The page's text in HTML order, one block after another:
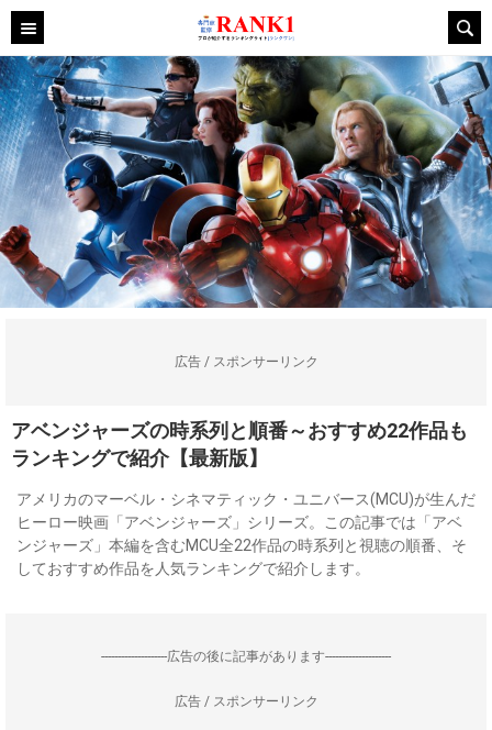
広告 / スポンサーリンク
アベンジャーズの時系列と順番～おすすめ22作品も
ランキングで紹介【最新版】
アメリカのマーベル・シネマティック・ユニバース(MCU)が生んだ
ヒーロー映画「アベンジャーズ」シリーズ。この記事では「アベ
ンジャーズ」本編を含むMCU全22作品の時系列と視聴の順番、そ
しておすすめ作品を人気ランキングで紹介します。
--------------------広告の後に記事があります--------------------
広告 / スポンサーリンク